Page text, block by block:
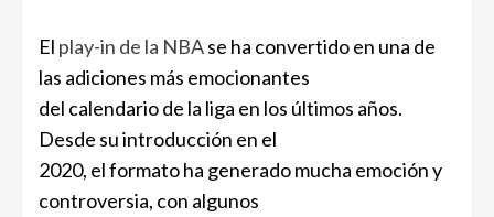
El play-in de la NBAse ha convertido en una de
las adiciones más emocionantes
del calendario de la liga en los últimos años.
Desde su introducción en el
2020, el formato ha generado mucha emoción y
controversia, con algunos